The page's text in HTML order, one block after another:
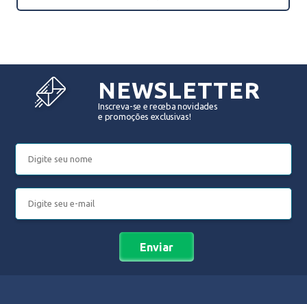
NEWSLETTER
Inscreva-se e receba novidades
e promoções exclusivas!
Enviar